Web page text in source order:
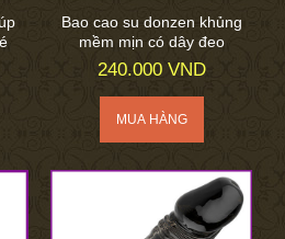
Bao cao su donzen khủng
mềm mịn có dây đeo
240.000 VND